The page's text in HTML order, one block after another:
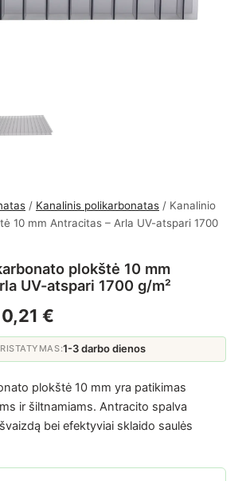
/ Kanalinis polikarbonatas / Kanalinio
10 mm Antracitas – Arla UV-atspari 1700
plokštė 10 mm
UV-atspari 1700 g/m²
€
1-3 darbo dienos
plokštė 10 mm yra patikimas
ir šiltnamiams. Antracito spalva
bei efektyviai sklaido saulės